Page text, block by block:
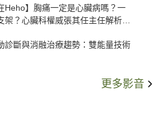
Heho】胸痛一定是心臟病嗎？一
架？心臟科權威張其任主任解析支
診斷與消融治療趨勢：雙能量技術
更多影音